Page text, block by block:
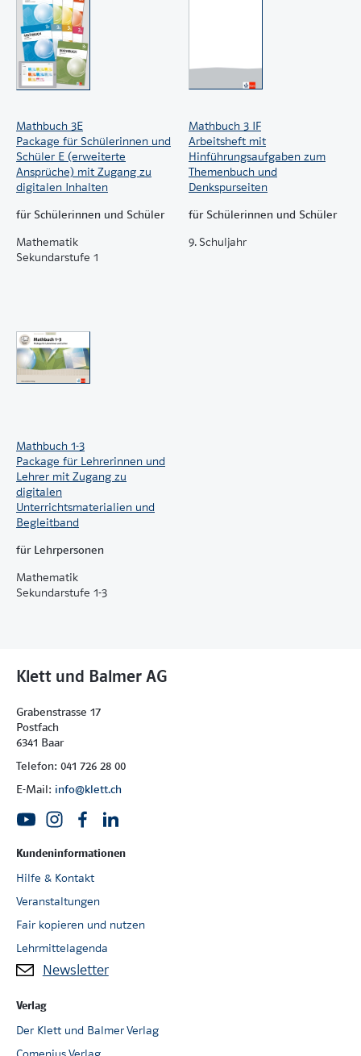
Mathbuch 3E
Package für Schülerinnen und
Schüler E (erweiterte
Ansprüche) mit Zugang zu
digitalen Inhalten
für Schülerinnen und Schüler
Mathematik
Sekundarstufe 1
Mathbuch 3 IF
Arbeitsheft mit
Hinführungsaufgaben zum
Themenbuch und
Denkspurseiten
für Schülerinnen und Schüler
9. Schuljahr
Mathbuch 1-3
Package für Lehrerinnen und
Lehrer mit Zugang zu
digitalen
Unterrichtsmaterialien und
Begleitband
für Lehrpersonen
Mathematik
Sekundarstufe 1-3
Klett und Balmer AG
Grabenstrasse 17
Postfach
6341 Baar
Telefon: 041 726 28 00
E-Mail: info@klett.ch
Kundeninformationen
Hilfe & Kontakt
Veranstaltungen
Fair kopieren und nutzen
Lehrmittelagenda
Newsletter
Verlag
Der Klett und Balmer Verlag